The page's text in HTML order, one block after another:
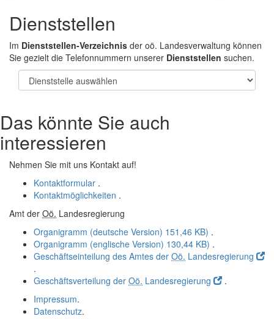
Dienststellen
Im Dienststellen-Verzeichnis der oö. Landesverwaltung können
Sie gezielt die Telefonnummern unserer Dienststellen suchen.
Das könnte Sie auch
interessieren
Nehmen Sie mit uns Kontakt auf!
Kontaktformular .
Kontaktmöglichkeiten .
Amt der Oö. Landesregierung
Organigramm (deutsche Version) 151,46 KB) .
Organigramm (englische Version) 130,44 KB) .
Geschäftseinteilung des Amtes der Oö. Landesregierung
.
Geschäftsverteilung der Oö. Landesregierung
.
Impressum.
Datenschutz.